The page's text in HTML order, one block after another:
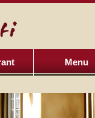
Menu